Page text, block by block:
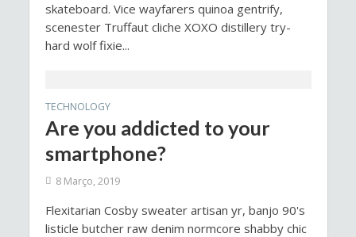
skateboard. Vice wayfarers quinoa gentrify,
scenester Truffaut cliche XOXO distillery try-
hard wolf fixie...
TECHNOLOGY
Are you addicted to your
smartphone?
8 Março, 2019
Flexitarian Cosby sweater artisan yr, banjo 90's
listicle butcher raw denim normcore shabby chic